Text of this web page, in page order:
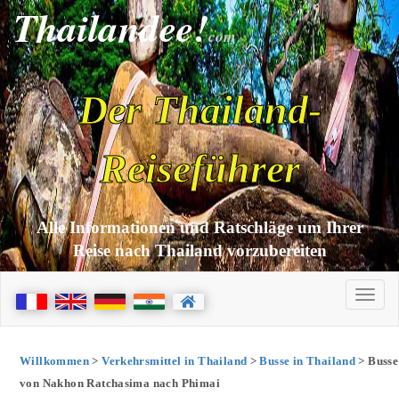
Thailandee!com
Der Thailand-
Reiseführer
Alle Informationen und Ratschläge um Ihrer
Reise nach Thailand vorzubereiten
Willkommen>Verkehrsmittel in Thailand >Busse in Thailand > Busse
von Nakhon Ratchasima nach Phimai